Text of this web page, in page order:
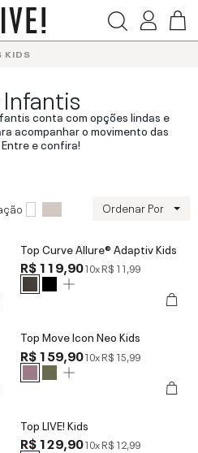
KIDS
Infantis
conta com opções lindas e
acompanhar o movimento das
e confira!
Ordenar Por
Top Curve Allure® Adaptiv Kids
R$ 119,9010xR$ 11,99
Top Move Icon Neo Kids
R$ 159,9010xR$ 15,99
Top LIVE! Kids
R$ 129,9010xR$ 12,99